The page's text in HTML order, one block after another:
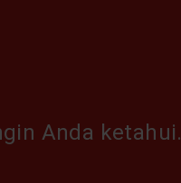
Anda ketahui.